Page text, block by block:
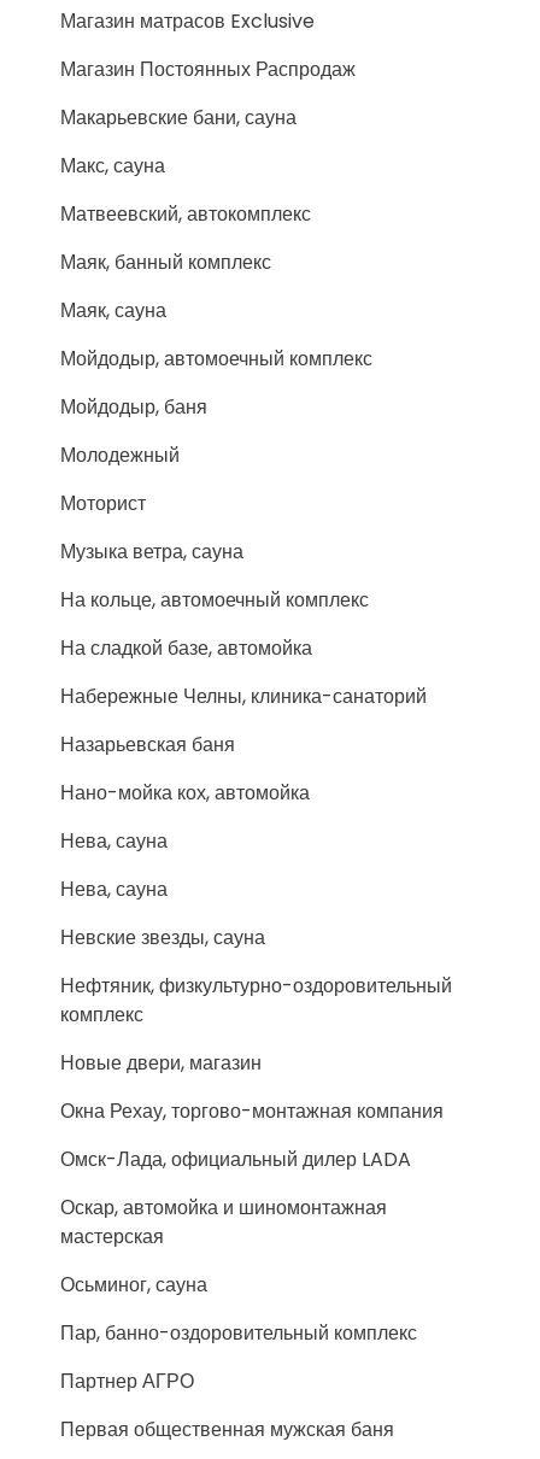
Магазин матрасов Exclusive
Магазин Постоянных Распродаж
Макарьевские бани, сауна
Макс, сауна
Матвеевский, автокомплекс
Маяк, банный комплекс
Маяк, сауна
Мойдодыр, автомоечный комплекс
Мойдодыр, баня
Молодежный
Моторист
Музыка ветра, сауна
На кольце, автомоечный комплекс
На сладкой базе, автомойка
Набережные Челны, клиника-санаторий
Назарьевская баня
Нано-мойка кох, автомойка
Нева, сауна
Нева, сауна
Невские звезды, сауна
Нефтяник, физкультурно-оздоровительный
комплекс
Новые двери, магазин
Окна Рехау, торгово-монтажная компания
Омск-Лада, официальный дилер LADA
Оскар, автомойка и шиномонтажная
мастерская
Осьминог, сауна
Пар, банно-оздоровительный комплекс
Партнер АГРО
Первая общественная мужская баня